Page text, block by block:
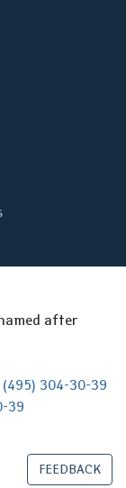
after
(495) 304-30-39
39
FEEDBACK